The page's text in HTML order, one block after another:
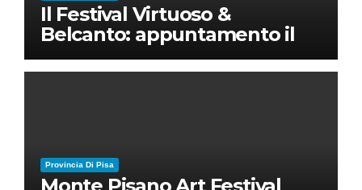
Il Festival Virtuoso &
Belcanto: appuntamento il
28 luglio a Palazzo Blu con
Ruben Micieli
Provincia Di Pisa